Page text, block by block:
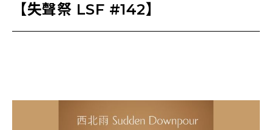
【失聲祭 LSF #142】